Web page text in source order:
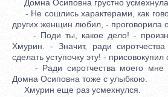
Домна Осиповна грустно
- Не сошлись характерами, как
других женщин любил, - проговорила
- Поди ты, какое дело! -
Хмурин. - Значит, ради
сделать уступочку эту! - присовокупил
- Ради сиротчества моего мне
Домна Осиповна тоже с улыбкою.
Хмурин еще раз усмехнулся.